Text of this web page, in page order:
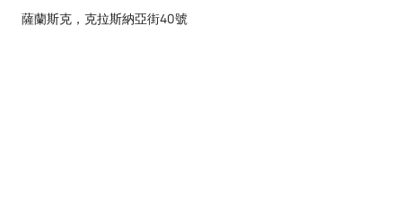
薩蘭斯克，克拉斯納亞街40號